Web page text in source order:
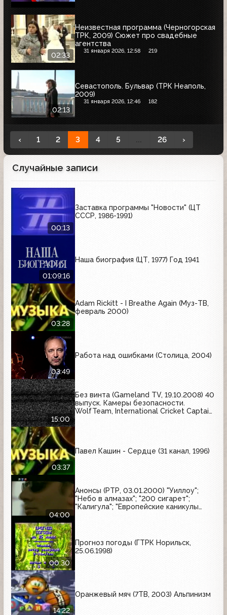
02:33
Неизвестная программа (Черногорская
ТРК, 2009) Сюжет про свадебные
агентства
31 января 2026, 12:58 219
02:13
Севастополь. Бульвар (ТРК Неаполь,
2009)
31 января 2026, 12:46 182
‹ 1 2 3 4 5 ... 26 ›
Случайные записи
00:13
Заставка программы "Новости" (ЦТ
СССР, 1986-1991)
01:09:16
Наша биография (ЦТ, 1977) Год 1941
03:28
Adam Rickitt - I Breathe Again (Муз-ТВ,
февраль 2000)
03:49
Работа над ошибками (Столица, 2004)
15:00
Без винта (Gameland TV, 19.10.2008) 40
выпуск. Камеры безопасности.
WolfTeam, International Cricket Captain
03:37
Павел Кашин - Сердце (31 канал, 1996)
04:00
Анонсы (РТР, 03.01.2000) "Уиллоу";
"Небо в алмазах"; "200 сигарет";
"Калигула"; "Европейские каникулы
00:30
Прогноз погоды (ГТРК Норильск,
25.06.1998)
14:22
Оранжевый мяч (7ТВ, 2003) Альпинизм